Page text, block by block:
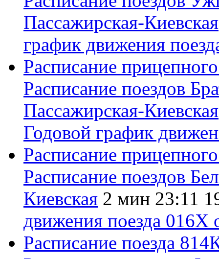
Пассажирская-Киевская
график движения
Расписание
Расписание поездов
Пассажирская-Киевская
Годовой график
Расписание
Расписание поездов
Киевская 2 мин 23:11
движения поезда 016Х
Расписание поезда